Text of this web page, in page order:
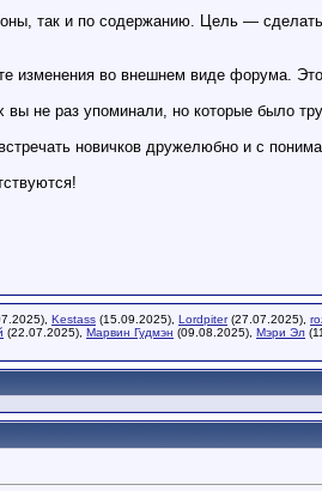
так и по содержанию. Цель —
изменения во внешнем виде форума.
не раз упоминали, но которые было
новичков дружелюбно и с
Kestass (15.09.2025), Lordpiter(27.07.2025),
(22.07.2025), Марвин Гудмэн (09.08.2025), Мэри Эл